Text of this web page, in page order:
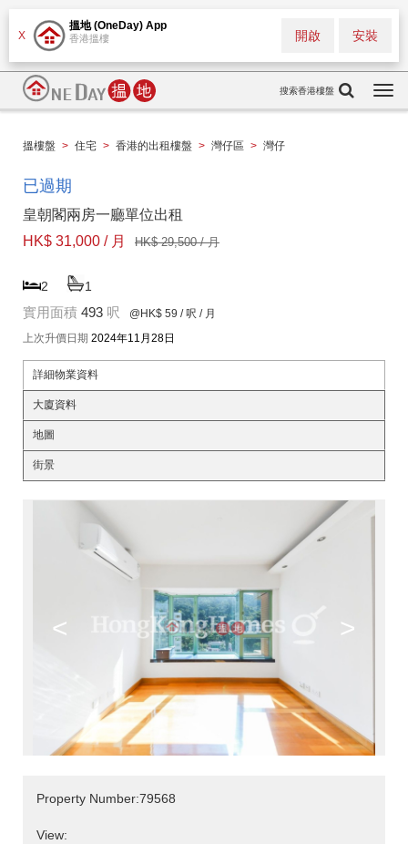
X
搵地 (OneDay) App
香港搵樓 安裝
開啟
搜索香港樓盤
搵樓盤 > 住宅 > 香港的出租樓盤 > 灣仔區 > 灣仔
已過期
皇朝閣兩房一廳單位出租
HK$ 31,000 / 月
HK$ 29,500 / 月
2 1
實用面積 493 呎 @HK$ 59 / 呎 / 月
上次升價日期 2024年11月28日
詳細物業資料
大廈資料
地圖
街景
< >
Property Number:79568
View: